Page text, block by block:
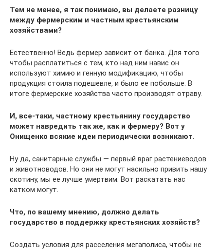
Тем не менее, я так понимаю, вы делаете разницу
между фермерским и частным крестьянским
хозяйствами?
Естественно! Ведь фермер зависит от банка. Для того
чтобы расплатиться с тем, кто над ним навис он
используют химию и генную модификацию, чтобы
продукция стоила подешевле, и было ее побольше. В
итоге фермерские хозяйства часто производят отраву.
И, все-таки, частному крестьянину государство
может навредить так же, как и фермеру? Вот у
Онищенко всякие идеи периодически возникают.
Ну да, санитарные службы — первый враг растениеводов
и животноводов. Но они не могут насильно привить нашу
скотину, мы ее лучше умертвим. Вот раскатать нас
катком могут.
Что, по вашему мнению, должно делать
государство в поддержку крестьянских хозяйств?
Создать условия для расселения мегаполиса, чтобы не